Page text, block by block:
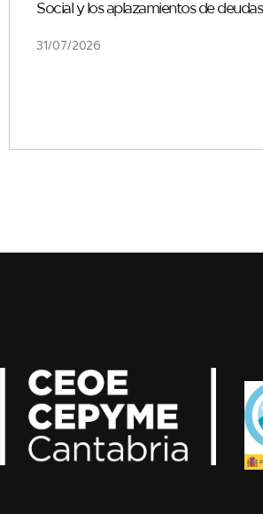
Social y los aplazamientos de deudas
31/07/2026